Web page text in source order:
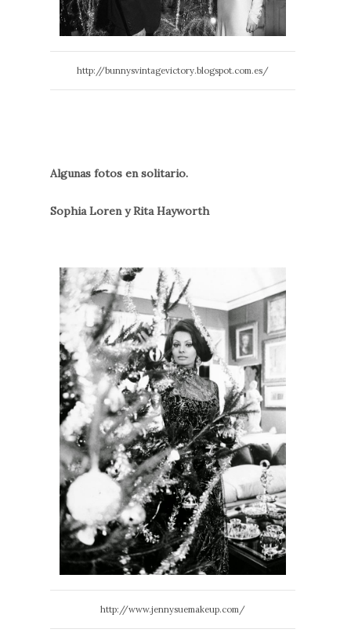
http://bunnysvintagevictory.blogspot.com.es/
Algunas fotos en solitario.
Sophia Loren y Rita Hayworth
http://www.jennysuemakeup.com/